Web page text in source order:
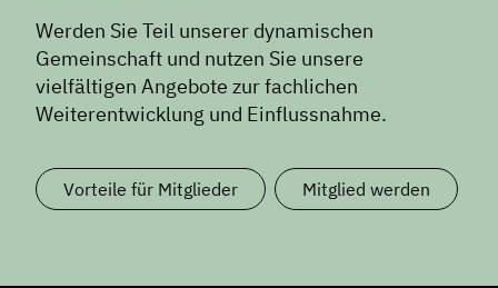
Werden Sie Teil unserer dynamischen
Gemeinschaft und nutzen Sie unsere
vielfältigen Angebote zur fachlichen
Weiterentwicklung und Einflussnahme.
Vorteile für Mitglieder Mitglied werden